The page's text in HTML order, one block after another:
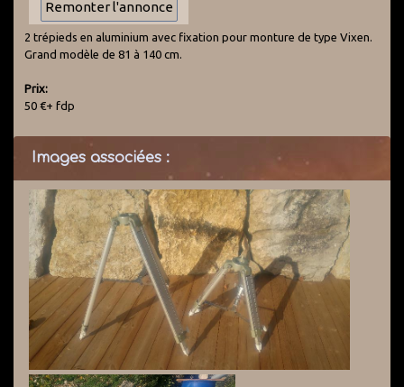
2 trépieds en aluminium avec fixation pour monture de type Vixen.
Grand modèle de 81 à 140 cm.
Prix:
50 €+ fdp
Images associées :